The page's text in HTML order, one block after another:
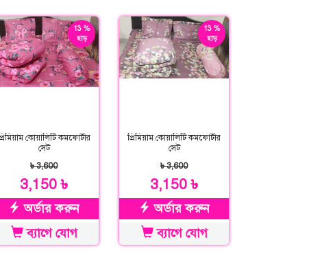
13 %
ছাড়
কোয়ালিটি কমফোর্টার
সেট
৳ 3,600
3,150 ৳
অর্ডার করুন
ব্যাগে যোগ
13 %
ছাড়
প্রিমিয়াম কোয়ালিটি কমফোর্টার
সেট
৳ 3,600
3,150 ৳
অর্ডার করুন
ব্যাগে যোগ